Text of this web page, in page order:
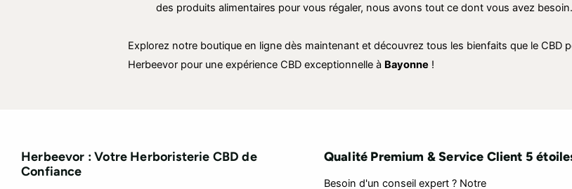
des produits alimentaires pour vous régaler, nous avons tout ce dont vous avez besoin.
Explorez notre boutique en ligne dès maintenant et découvrez tous les bienfaits que le CBD
Herbeevor pour une expérience CBD exceptionnelle à Bayonne !
Herbeevor : Votre Herboristerie CBD de
Confiance
Qualité Premium & Service Client 5
Besoin d'un conseil expert ? Notre